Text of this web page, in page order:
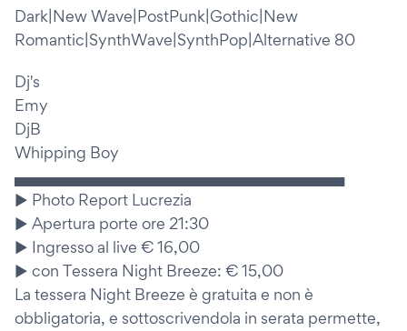
Dark|New Wave|PostPunk|Gothic|New
Romantic|SynthWave|SynthPop|Alternative 80
Dj's
Emy
DjB
Whipping Boy
▄▄▄▄▄▄▄▄▄▄▄▄▄▄▄▄▄▄▄▄▄▄▄▄▄▄▄▄▄▄▄▄▄
► Photo Report Lucrezia
► Apertura porte ore 21:30
► Ingresso al live € 16,00
► con Tessera Night Breeze: € 15,00
La tessera Night Breeze è gratuita e non è
obbligatoria, e sottoscrivendola in serata permette,